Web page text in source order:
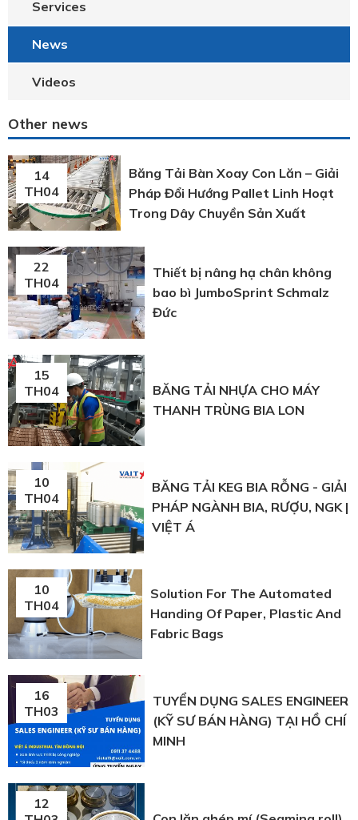
Services
News
Videos
Other news
14
TH04
Băng Tải Bàn Xoay Con Lăn – Giải
Pháp Đổi Hướng Pallet Linh Hoạt
Trong Dây Chuyền Sản Xuất
22
TH04
Thiết bị nâng hạ chân không
bao bì JumboSprint Schmalz
Đức
15
TH04
BĂNG TẢI NHỰA CHO MÁY
THANH TRÙNG BIA LON
10
TH04
BĂNG TẢI KEG BIA RỖNG - GIẢI
PHÁP NGÀNH BIA, RƯỢU, NGK |
VIỆT Á
10
TH04
Solution For The Automated
Handing Of Paper, Plastic And
Fabric Bags
16
TH03
TUYỂN DỤNG SALES ENGINEER
(KỸ SƯ BÁN HÀNG) TẠI HỒ CHÍ
MINH
12